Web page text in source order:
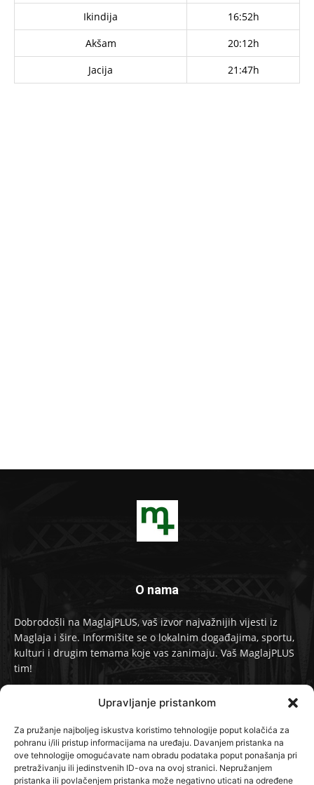
Upravljanje pristankom
Za pružanje najboljeg iskustva koristimo tehnologije poput kolačića za
pohranu i/ili pristup informacijama na uređaju. Davanjem pristanka na
ove tehnologije omogućavate nam obradu podataka poput ponašanja pri
pretraživanju ili jedinstvenih ID-ova na ovoj stranici. Nepružanjem
pristanka ili povlačenjem pristanka može negativno uticati na određene
Ikindija
16:52h
Akšam
20:12h
Jacija
21:47h
O nama
Dobrodošli na MaglajPLUS, vaš izvor najvažnijih vijesti iz
Maglaja i šire. Informišite se o lokalnim događajima, sportu,
kulturi i drugim temama koje vas zanimaju. Vaš MaglajPLUS
tim!
info@maglajplus.ba
Pratite nas na